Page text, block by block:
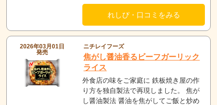
れしぴ・口コミをみる
2026年03月01日
発売
ニチレイフーズ
焦がし醤油香るビーフガーリック
ライス
外食店の味をご家庭に 鉄板焼き屋の作
り方を独自製法で再現しました。 焦が
し醤油製法 醤油を焦がしてご飯と炒め